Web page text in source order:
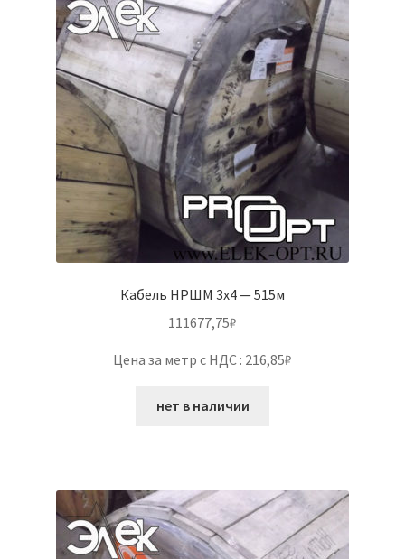
Кабель НРШМ 3х4 — 515м
111677,75₽
Цена за метр с НДС : 216,85₽
нет в наличии